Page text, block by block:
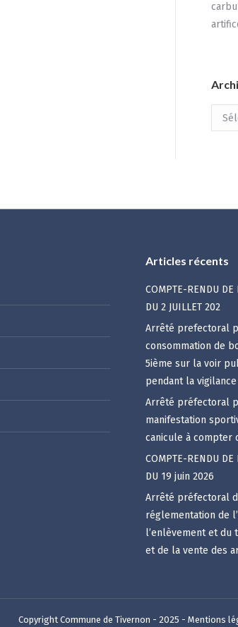
Articles récents
COMPTE-RENDU
DU 2 JUILLET 202
Arrêté prefectoral
consommation de
5ième sur la voir
pendant la
Arrêté préfectoral
manifestation
canicule à compter
COMPTE-RENDU
DU 19 juin 2026
Arrêté préfectoral
réglementation de
l’enlèvement et du
et de la vente des
Copyright Commune de Tivernon - 2025 - Mentions